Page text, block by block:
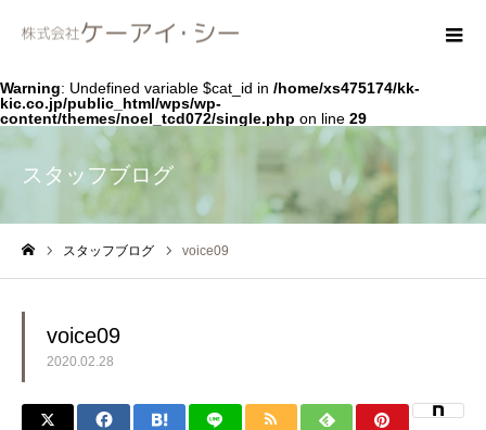
Warning: Undefined variable $cat_id in /home/xs475174/kk-
kic.co.jp/public_html/wps/wp-
content/themes/noel_tcd072/single.php on line 29
スタッフブログ
スタッフブログ voice09
voice09
2020.02.28